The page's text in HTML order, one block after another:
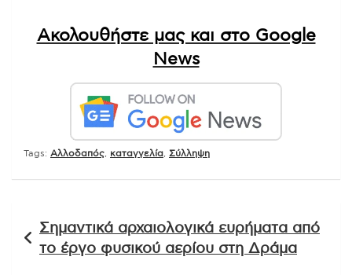
Ακολουθήστε μας και στο Google
News
Tags: Αλλοδαπός καταγγελία Σύλληψη
άρθρων
Σημαντικά αρχαιολογικά ευρήματα από
το έργο φυσικού αερίου στη Δράμα